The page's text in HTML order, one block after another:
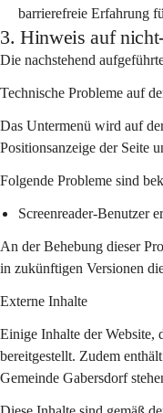
barrierefreie Erfahrung
3. Hinweis auf
Die nachstehend
Technische Probleme auf
Das Untermenü wird auf
Positionsanzeige der Seite
Folgende Probleme sind
Screenreader-Benutzer
An der Behebung dieser
in zukünftigen Versionen
Externe Inhalte
Einige Inhalte der Website,
bereitgestellt. Zudem
Gemeinde Gabersdorf